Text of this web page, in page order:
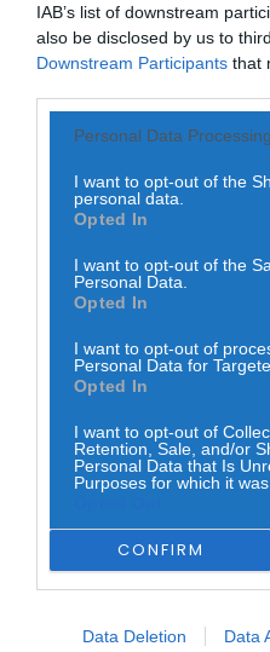
IAB’s list of downstream
also be disclosed by us to
Downstream Participants that
Personal Data
I want to opt-out of the
personal data.
Opted In
I want to opt-out of the
Personal Data.
Opted In
I want to opt-out of
Personal Data for
Opted In
I want to opt-out of
Retention, Sale, and/or
Personal Data that Is
Purposes for which it was
CONFIRM
Data Deletion Data
A unidade móvel de
PORTHOS vai estar
da Canção, entre os dias 2
percorrido o país para
insuficiência cardíaca, já
sobre o tema datam de há
promovido pela Sociedade
School, vai avaliar uma
população portuguesa
residência em Portugal
superior a 50 anos.
Depois de ter passado pelo
Tejo, o estudo PORTHOS
pessoas. O PORTHOS vai
Canção e vai funcionar de
8h30 às 18h30, e domingo,
visitar a unidade móvel no